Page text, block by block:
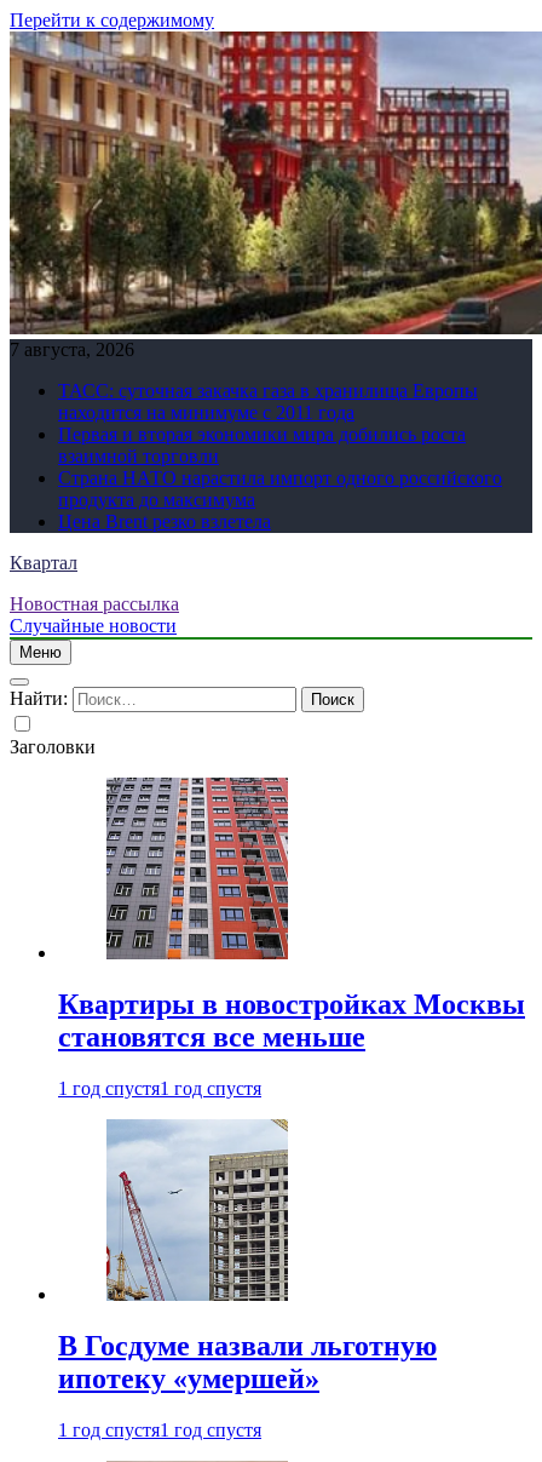
Перейти к содержимому
7 августа, 2026
ТАСС: суточная закачка газа в хранилища Европы
находится на минимуме с 2011 года
Первая и вторая экономики мира добились роста
взаимной торговли
Страна НАТО нарастила импорт одного российского
продукта до максимума
Цена Brent резко взлетела
Квартал
Новостная рассылка
Случайные новости
Меню
Найти:
Заголовки
Квартиры в новостройках Москвы
становятся все меньше
1 год спустя1 год спустя
В Госдуме назвали льготную
ипотеку «умершей»
1 год спустя1 год спустя